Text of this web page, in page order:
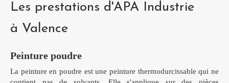
Les prestations d'APA Industrie
à Valence
Peinture poudre
La peinture en poudre est une peinture thermodurcissable qui ne